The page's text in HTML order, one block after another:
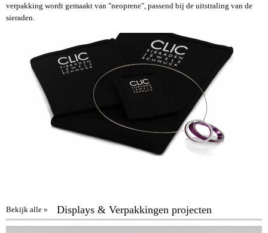
verpakking wordt gemaakt van "neoprene", passend bij de uitstraling van de
sieraden.
Displays & Verpakkingen projecten
Bekijk alle »